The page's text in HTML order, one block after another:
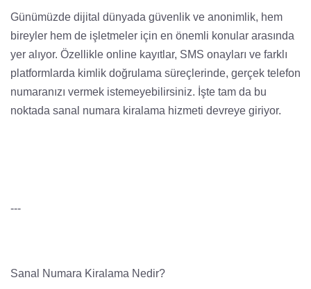
Günümüzde dijital dünyada güvenlik ve anonimlik, hem
bireyler hem de işletmeler için en önemli konular arasında
yer alıyor. Özellikle online kayıtlar, SMS onayları ve farklı
platformlarda kimlik doğrulama süreçlerinde, gerçek telefon
numaranızı vermek istemeyebilirsiniz. İşte tam da bu
noktada sanal numara kiralama hizmeti devreye giriyor.
---
Sanal Numara Kiralama Nedir?